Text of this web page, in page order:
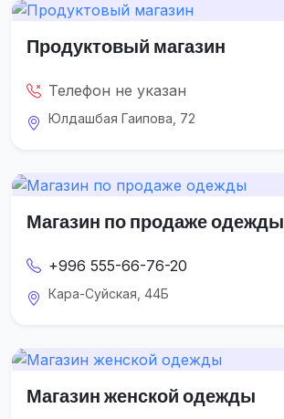
Продуктовый магазин
Телефон не указан
Юлдашбая Гаипова, 72
Магазин по продаже одежды
+996 555-66-76-20
Кара-Суйская, 44Б
Магазин женской одежды